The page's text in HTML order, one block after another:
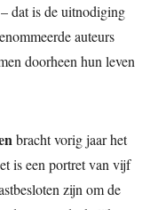
dat is de uitnodiging
auteurs
doorheen hun leven
bracht vorig jaar het
is een portret van vijf
zijn om de